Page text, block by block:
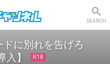
SEARCH
に別れを告げろ
入】